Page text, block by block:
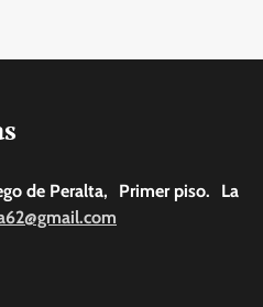
de Peralta, Primer piso. La